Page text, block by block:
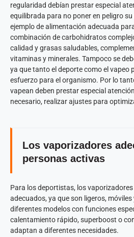
regularidad debían prestar especial
equilibrada para no poner en peligro
ejemplo de alimentación adecuada
combinación de carbohidratos
calidad y grasas saludables,
vitaminas y minerales. Tampoco se
ya que tanto el deporte como el vapeo
esfuerzo para el organismo. Por lo
vapean deben prestar especial
necesario, realizar ajustes para
Los vaporizadores
personas activas
Para los deportistas, los
adecuados, ya que son ligeros,
diferentes modelos con funciones
calentamiento rápido, superboost o
adaptan a diferentes necesidades.